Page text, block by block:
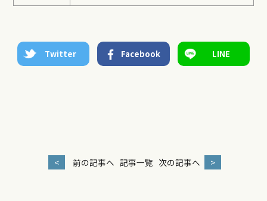
Twitter Facebook LINE
< 前の記事へ 記事一覧 次の記事へ >